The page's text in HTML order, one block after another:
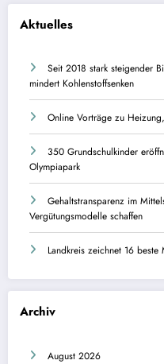
Aktuelles
Seit 2018 stark steigender
mindert Kohlenstoffsenken
Online Vorträge zu
350 Grundschulkinder
Olympiapark
Gehaltstransparenz im
Vergütungsmodelle schaffen
Landkreis zeichnet 16 beste
Archiv
August 2026